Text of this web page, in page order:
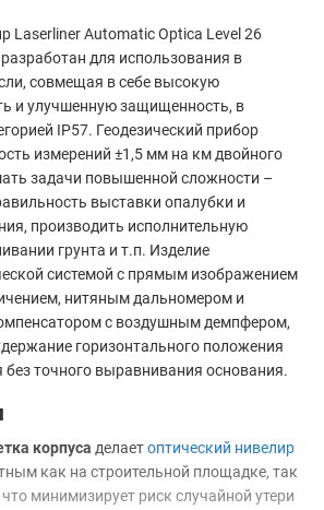
Laserliner Automatic Optica Level 26
для использования в
совмещая в себе высокую
и улучшенную защищенность, в
IP57. Геодезический прибор
измерений ±1,5 мм на км двойного
задачи повышенной сложности –
выставки опалубки и
производить исполнительную
грунта и т.п. Изделие
системой с прямым изображением
нитяным дальномером и
с воздушным демпфером,
горизонтального положения
без точного выравнивания основания.
корпуса делаетоптический нивелир
как на строительной площадке, так
что минимизирует риск случайной утери